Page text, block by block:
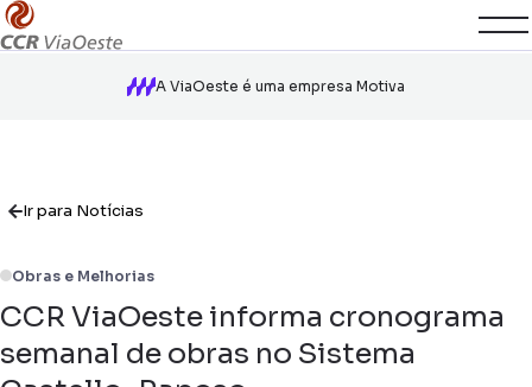
A ViaOeste é uma empresa Motiva
Ir para Notícias
Obras e Melhorias
CCR ViaOeste informa cronograma
semanal de obras no Sistema